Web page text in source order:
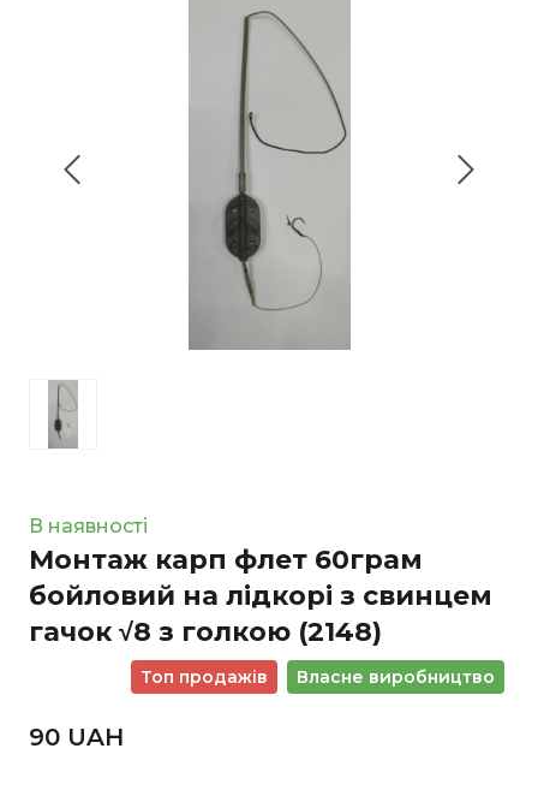
В наявності
Монтаж карп флет 60грам
бойловий на лідкорі з свинцем
гачок √8 з голкою (2148)
Топ продажів Власне виробництво
90 UAН